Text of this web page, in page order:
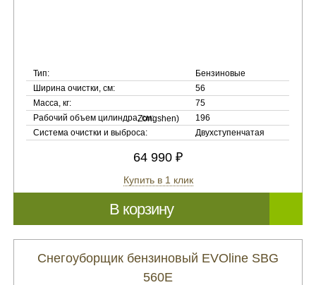
Тип:
Бензиновые
Ширина очистки, см:
56
Масса, кг:
75
Рабочий объем цилиндра, см:
196
Система очистки и выброса:
Двухступенчатая
64 990 ₽
Купить в 1 клик
В корзину
Снегоуборщик бензиновый EVOline SBG
560E